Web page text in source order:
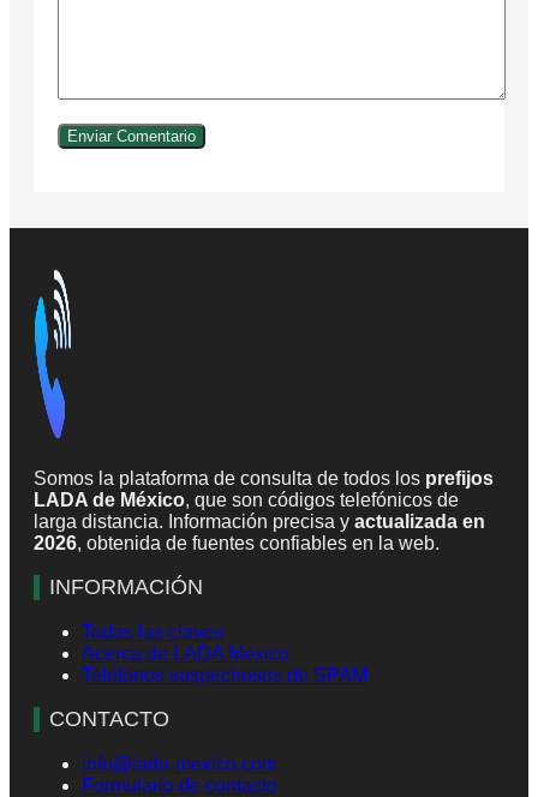
Somos la plataforma de consulta de todos los prefijos
LADA de México, que son códigos telefónicos de
larga distancia. Información precisa y actualizada en
2026, obtenida de fuentes confiables en la web.
INFORMACIÓN
Todas las claves
Acerca de LADA México
Teléfonos sospechosos de SPAM
CONTACTO
info@lada-mexico.com
Formulario de contacto